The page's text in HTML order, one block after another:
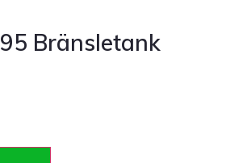
Bränsletank